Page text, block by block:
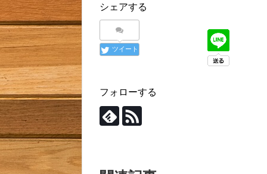
シェアする
ツイート
フォローする